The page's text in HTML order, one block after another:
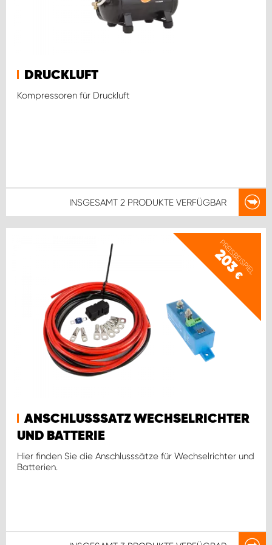
DRUCKLUFT
Kompressoren für Druckluft
INSGESAMT 2 PRODUKTE VERFÜGBAR
PREISBEISPIEL
203
€
ANSCHLUSSSATZ WECHSELRICHTER
UND BATTERIE
Hier finden Sie die Anschlusssätze für Wechselrichter und
Batterien.